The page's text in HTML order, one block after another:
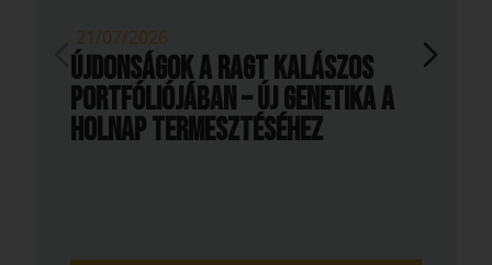
21/07/2026
Újdonságok a RAGT kalászos
portfóliójában – új genetika a
holnap termesztéséhez